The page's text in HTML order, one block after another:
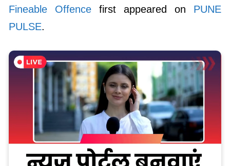
Fineable Offence first appeared on PUNE
PULSE.